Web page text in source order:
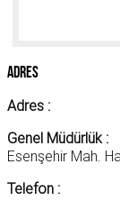
Adres
Adres :
Genel Müdürlük :
Esenşehir Mah.
Telefon :